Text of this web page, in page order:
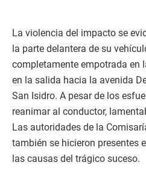
La violencia del impacto se
la parte delantera de su
completamente empotrada en
en la salida hacia la avenida
San Isidro. A pesar de los
reanimar al conductor,
Las autoridades de la
también se hicieron presentes
las causas del trágico suceso.